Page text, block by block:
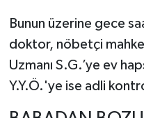
Bunun üzerine gece
doktor, nöbetçi
Uzmanı S.G.’ye ev
Y.Y.Ö.'ye ise adli